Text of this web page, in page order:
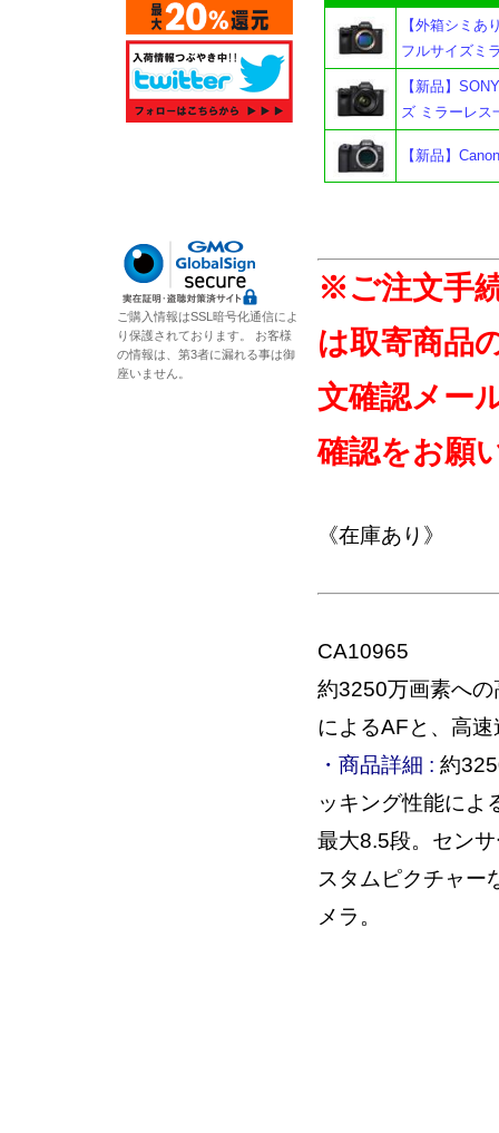
【外箱シミ
フルサイズミ
【新品】
ズ ミラーレス
【新品】
※ご注文手
は取寄商品
文確認メー
確認をお願
《在庫あり》
CA10965
約3250万画素へ
によるAFと、高
・商品詳細 : 約
ッキング性能によ
最大8.5段。セン
スタムピクチャー
メラ。
ご購入情報はSSL暗号化通信によ
り保護されております。 お客様
の情報は、第3者に漏れる事は御
座いません。